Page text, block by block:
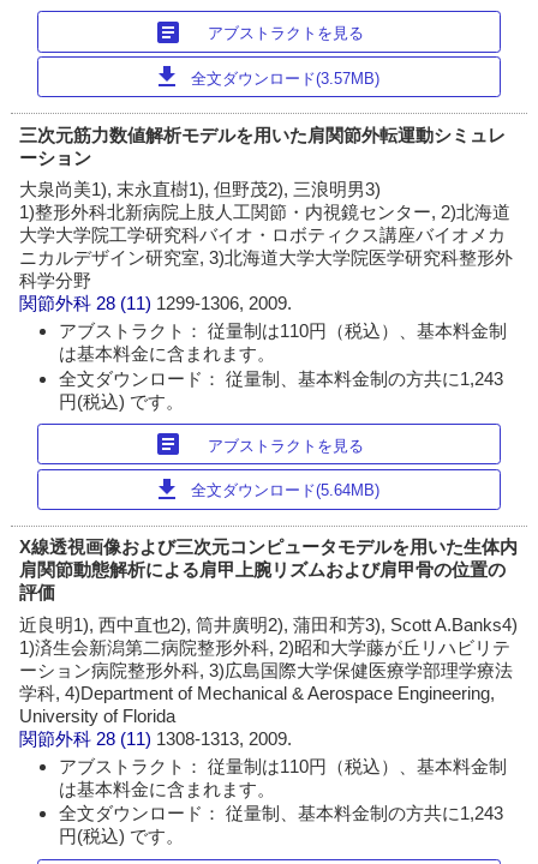
article アブストラクトを見る
download 全文ダウンロード(3.57MB)
三次元筋力数値解析モデルを用いた肩関節外転運動シミュレ
ーション
大泉尚美1), 末永直樹1), 但野茂2), 三浪明男3)
1)整形外科北新病院上肢人工関節・内視鏡センター, 2)北海道
大学大学院工学研究科バイオ・ロボティクス講座バイオメカ
ニカルデザイン研究室, 3)北海道大学大学院医学研究科整形外
科学分野
関節外科 28 (11) 1299-1306, 2009.
アブストラクト： 従量制は110円（税込）、基本料金制
は基本料金に含まれます。
全文ダウンロード： 従量制、基本料金制の方共に1,243
円(税込) です。
article アブストラクトを見る
download 全文ダウンロード(5.64MB)
X線透視画像および三次元コンピュータモデルを用いた生体内
肩関節動態解析による肩甲上腕リズムおよび肩甲骨の位置の
評価
近良明1), 西中直也2), 筒井廣明2), 蒲田和芳3), Scott A.Banks4)
1)済生会新潟第二病院整形外科, 2)昭和大学藤が丘リハビリテ
ーション病院整形外科, 3)広島国際大学保健医療学部理学療法
学科, 4)Department of Mechanical & Aerospace Engineering,
University of Florida
関節外科 28 (11) 1308-1313, 2009.
アブストラクト： 従量制は110円（税込）、基本料金制
は基本料金に含まれます。
全文ダウンロード： 従量制、基本料金制の方共に1,243
円(税込) です。